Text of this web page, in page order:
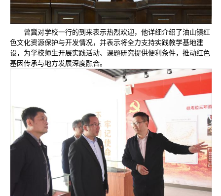
曾冀对学校一行的到来表示热烈欢迎，他详细介绍了油山镇红
色文化资源保护与开发情况，并表示将全力支持实践教学基地建
设，为学校师生开展实践活动、课题研究提供便利条件，推动红色
基因传承与地方发展深度融合。